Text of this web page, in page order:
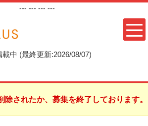
--- --- --- ---
載中 (最終更新:2026/08/07)
除されたか、募集を終了しております。